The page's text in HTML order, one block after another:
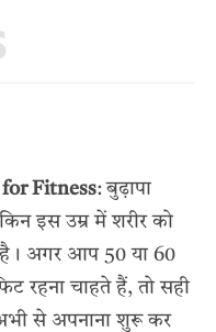
Fitness: बुढ़ापा
इस उम्र में शरीर को
है। अगर आप 50 या 60
रहना चाहते हैं, तो सही
से अपनाना शुरू कर